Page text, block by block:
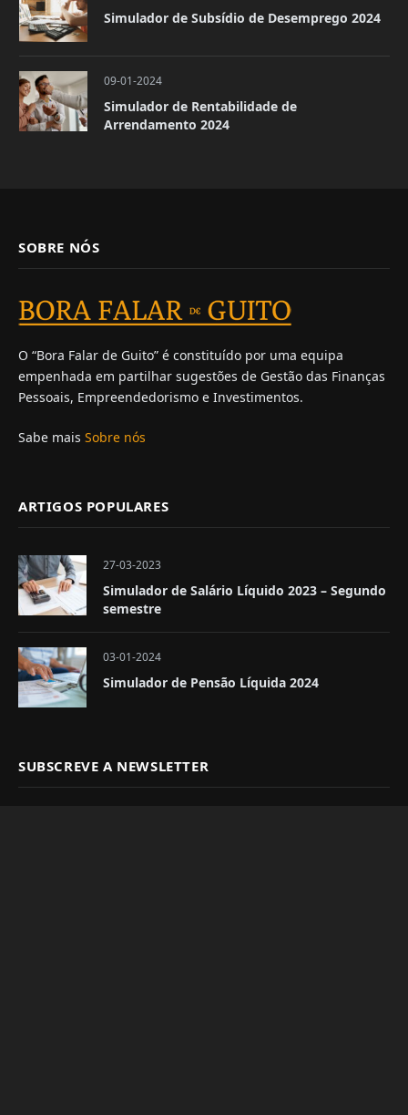
Simulador de Subsídio de Desemprego 2024
09-01-2024
Simulador de Rentabilidade de
Arrendamento 2024
SOBRE NÓS
O “Bora Falar de Guito” é constituído por uma equipa
empenhada em partilhar sugestões de Gestão das Finanças
Pessoais, Empreendedorismo e Investimentos.
Sabe mais Sobre nós
ARTIGOS POPULARES
27-03-2023
Simulador de Salário Líquido 2023 – Segundo
semestre
03-01-2024
Simulador de Pensão Líquida 2024
SUBSCREVE A NEWSLETTER